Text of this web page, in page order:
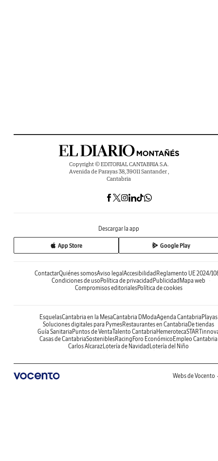
Copyright © EDITORIAL CANTABRIA S.A.
Avenida de Parayas 38, 39011 Santander ,
Cantabria
Descargar la app
App Store Google Play
ContactarQuiénes somosAviso legal Accesibilidad Reglamento UE 2024/
Condiciones de uso Política de privacidad Publicidad Mapa web
Compromisos editorialesPolítica de cookies
EsquelasCantabria en la MesaCantabria DModaAgenda Cantabria Playas
Soluciones digitales para PymesRestaurantes en Cantabria De tiendas
Guía Sanitaria Puntos de VentaTalento Cantabria Hemeroteca
Casas de CantabriaSosteniblesRacing Foro Económico Empleo Cantabria
Carlos AlcarazLotería de Navidad Lotería del Niño
Webs de Vocento